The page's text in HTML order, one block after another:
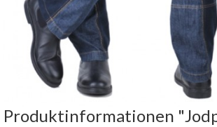
Produktinformationen